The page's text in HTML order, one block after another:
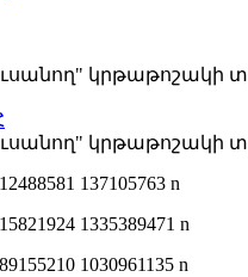
կրթաթոշակի
կրթաթոշակի